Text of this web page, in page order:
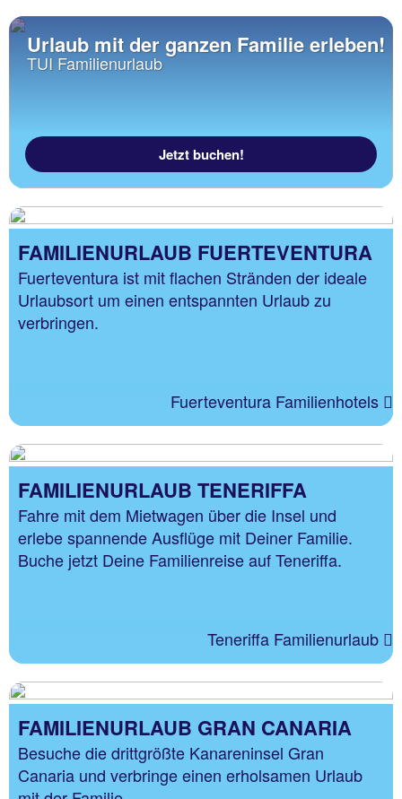
Urlaub mit der ganzen Familie erleben!
TUI Familienurlaub
Jetzt buchen!
FAMILIENURLAUB FUERTEVENTURA
Fuerteventura ist mit flachen Stränden der ideale
Urlaubsort um einen entspannten Urlaub zu
verbringen.
Fuerteventura Familienhotels
FAMILIENURLAUB TENERIFFA
Fahre mit dem Mietwagen über die Insel und
erlebe spannende Ausflüge mit Deiner Familie.
Buche jetzt Deine Familienreise auf Teneriffa.
Teneriffa Familienurlaub
FAMILIENURLAUB GRAN CANARIA
Besuche die drittgrößte Kanareninsel Gran
Canaria und verbringe einen erholsamen Urlaub